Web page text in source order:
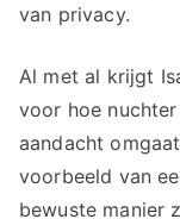
van privacy.
Al met al krijgt
voor hoe
aandacht
voorbeeld van
bewuste manier